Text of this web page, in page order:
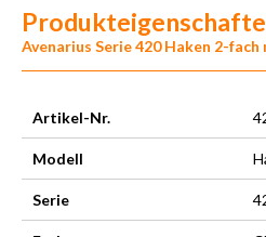
Avenarius Serie 420 Haken 2-
Artikel-Nr.
Modell
Serie